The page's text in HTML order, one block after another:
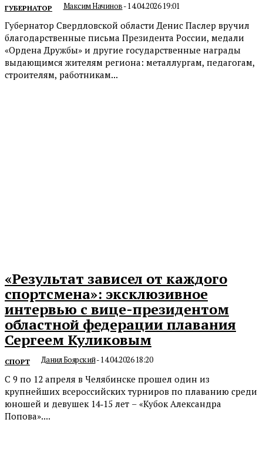
ГУБЕРНАТОР Максим Начинов-14.04.2026 19:01
Губернатор Свердловской области Денис Паслер вручил
благодарственные письма Президента России, медали
«Ордена Дружбы» и другие государственные награды
выдающимся жителям региона: металлургам, педагогам,
строителям, работникам...
«Результат зависел от каждого
спортсмена»: эксклюзивное
интервью с вице-президентом
областной федерации плавания
Сергеем Куликовым
СПОРТ Данил Боярский-14.04.2026 18:20
С 9 по 12 апреля в Челябинске прошел один из
крупнейших всероссийских турниров по плаванию среди
юношей и девушек 14‑15 лет – «Кубок Александра
Попова»....